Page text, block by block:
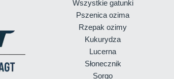
Wszystkie gatunki
Pszenica ozima
Rzepak ozimy
Kukurydza
Lucerna
Słonecznik
Sorgo